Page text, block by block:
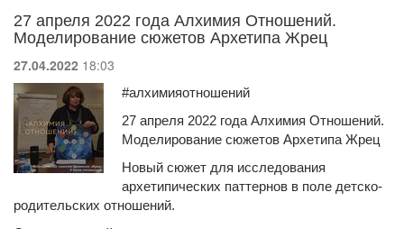
27 апреля 2022 года Алхимия Отношений.
Моделирование сюжетов Архетипа Жрец
27.04.2022 18:03
#алхимияотношений
27 апреля 2022 года Алхимия Отношений.
Моделирование сюжетов Архетипа Жрец
Новый сюжет для исследования
архетипических паттернов в поле детско-
родительских отношений.